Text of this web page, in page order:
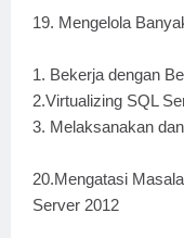
19. Mengelola
1. Bekerja dengan
2.Virtualizing SQL
3. Melaksanakan
20.Mengatasi
Server 2012